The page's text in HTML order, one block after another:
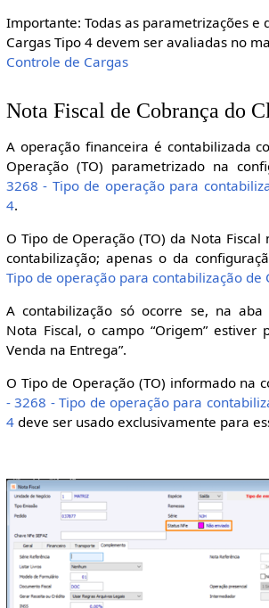
Importante: Todas as parametrizações e
Cargas Tipo 4 devem ser avaliadas no
Controle de Cargas
Nota Fiscal de Cobrança do
A operação financeira é contabilizada
Operação (TO) parametrizado na
3268 - Tipo de operação para
4.
O Tipo de Operação (TO) da Nota
contabilização; apenas o da
Tipo de operação para contabilização de
A contabilização só ocorre se, na aba
Nota Fiscal, o campo “Origem” estiver
Venda na Entrega”.
O Tipo de Operação (TO) informado na
- 3268 - Tipo de operação para
4deve ser usado exclusivamente para